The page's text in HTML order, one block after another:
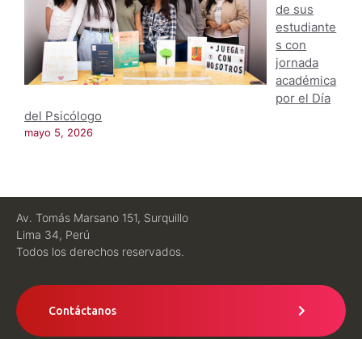
de sus
estudiante
s con
jornada
académica
por el Día
del Psicólogo
mayo 5, 2026
Av. Tomás Marsano 151, Surquillo
Lima 34, Perú
Todos los derechos reservados.
Contáctanos